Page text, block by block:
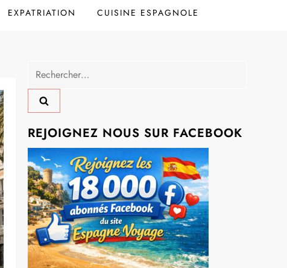
EXPATRIATION CUISINE ESPAGNOLE
Rechercher :